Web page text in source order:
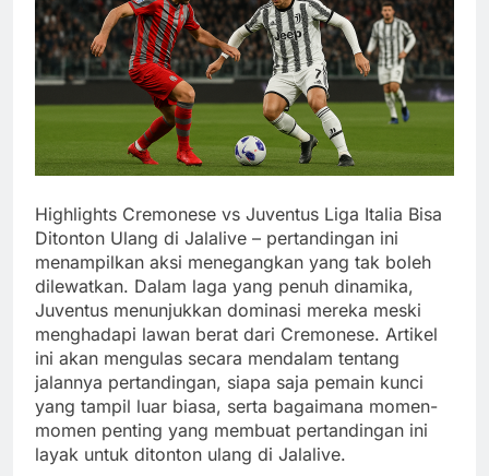
Highlights Cremonese vs Juventus Liga Italia Bisa
Ditonton Ulang di Jalalive – pertandingan ini
menampilkan aksi menegangkan yang tak boleh
dilewatkan. Dalam laga yang penuh dinamika,
Juventus menunjukkan dominasi mereka meski
menghadapi lawan berat dari Cremonese. Artikel
ini akan mengulas secara mendalam tentang
jalannya pertandingan, siapa saja pemain kunci
yang tampil luar biasa, serta bagaimana momen-
momen penting yang membuat pertandingan ini
layak untuk ditonton ulang di Jalalive.